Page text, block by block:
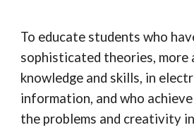
sophisticated theories, more
knowledge and skills, in
information, and who
the problems and creativity